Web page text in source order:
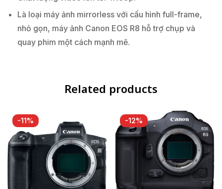
Là loại máy ảnh mirrorless với cấu hình full-frame,
nhỏ gọn, máy ảnh Canon EOS R8 hỗ trợ chụp và
quay phim một cách mạnh mẽ.
Related products
-11% -12%